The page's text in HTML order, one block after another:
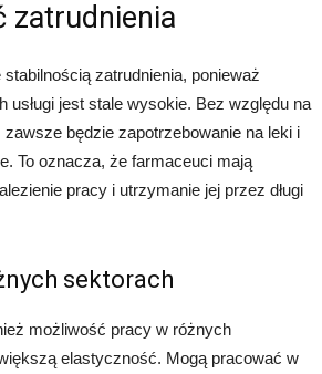
zatrudnienia
zatrudnienia, ponieważ
usługi jest stale wysokie. Bez względu na
będzie zapotrzebowanie na leki i
To oznacza, że farmaceuci mają
pracy i utrzymanie jej przez długi
sektorach
możliwość pracy w różnych
elastyczność. Mogą pracować w